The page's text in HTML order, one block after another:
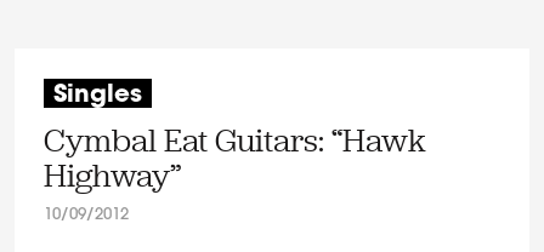
Singles
Cymbal Eat Guitars: “Hawk
Highway”
10/09/2012